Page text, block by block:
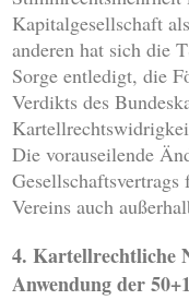
Kapitalgesellschaft
anderen hat sich die
Sorge entledigt, die
Verdikts des
Die vorauseilende
Vereins auch
4. Kartellrechtliche
Anwendung der